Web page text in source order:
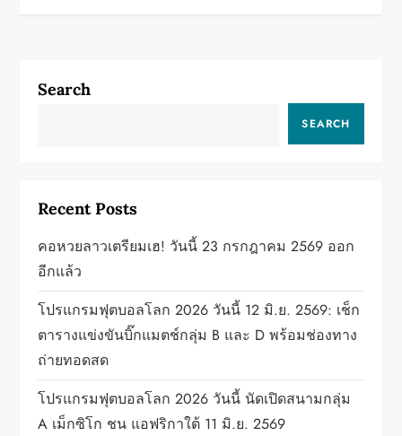
a
g
a
t
i
o
n
Search
SEARCH
Recent Posts
คอหวยลาวเตรียมเฮ! วันนี้ 23 กรกฎาคม 2569 ออก
อีกแล้ว
โปรแกรมฟุตบอลโลก 2026 วันนี้ 12 มิ.ย. 2569: เช็ก
ตารางแข่งขันบิ๊กแมตช์กลุ่ม B และ D พร้อมช่องทาง
ถ่ายทอดสด
โปรแกรมฟุตบอลโลก 2026 วันนี้ นัดเปิดสนามกลุ่ม
A เม็กซิโก ชน แอฟริกาใต้ 11 มิ.ย. 2569